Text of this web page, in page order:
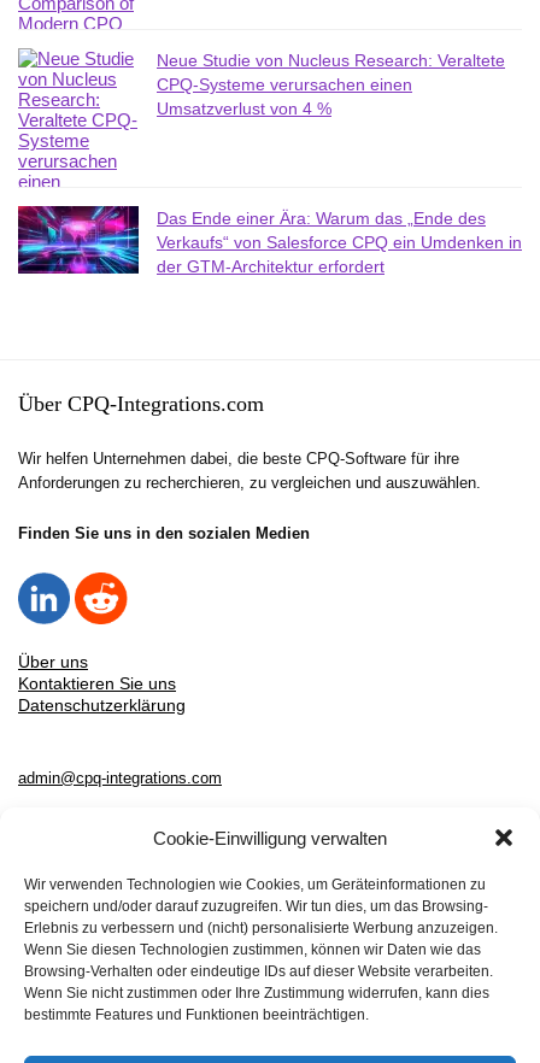
Cookie-Einwilligung verwalten
Wir verwenden Technologien wie Cookies, um Geräteinformationen zu
speichern und/oder darauf zuzugreifen. Wir tun dies, um das Browsing-
Erlebnis zu verbessern und (nicht) personalisierte Werbung anzuzeigen.
Wenn Sie diesen Technologien zustimmen, können wir Daten wie das
Browsing-Verhalten oder eindeutige IDs auf dieser Website verarbeiten.
Wenn Sie nicht zustimmen oder Ihre Zustimmung widerrufen, kann dies
bestimmte Features und Funktionen beeinträchtigen.
Neue Studie von Nucleus Research: Veraltete
CPQ-Systeme verursachen einen
Umsatzverlust von 4 %
Das Ende einer Ära: Warum das „Ende des
Verkaufs“ von Salesforce CPQ ein Umdenken in
der GTM-Architektur erfordert
Über CPQ-Integrations.com
Wir helfen Unternehmen dabei, die beste CPQ-Software für ihre
Anforderungen zu recherchieren, zu vergleichen und auszuwählen.
Finden Sie uns in den sozialen Medien
Über uns
Kontaktieren Sie uns
Datenschutzerklärung
admin@cpq-integrations.com
Copyright © 2026 CPQ-Integrations.com
Deutsch English
CPQ-Lösungen